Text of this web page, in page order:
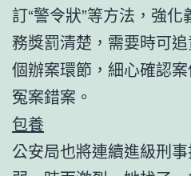
訂“警令狀”等方法，強
務獎罰清楚，需要時可
個辦案環節，細心確認
冤案錯案。
包養
公安局也將連續進級刑